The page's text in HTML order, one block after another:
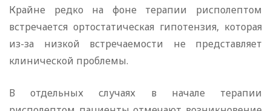
Крайне редко на фоне терапии рисполептом
встречается ортостатическая гипотензия, которая
из-за низкой встречаемости не представляет
клинической проблемы.
В отдельных случаях в начале терапии